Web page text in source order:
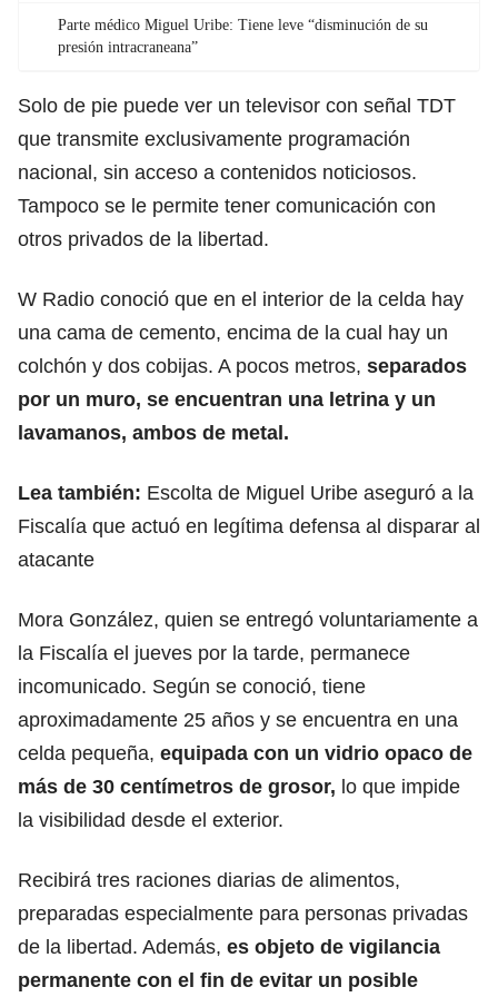
Parte médico Miguel Uribe: Tiene leve “disminución de su
presión intracraneana”
Solo de pie puede ver un televisor con señal TDT
que transmite exclusivamente programación
nacional, sin acceso a contenidos noticiosos.
Tampoco se le permite tener comunicación con
otros privados de la libertad.
W Radio conoció que en el interior de la celda hay
una cama de cemento, encima de la cual hay un
colchón y dos cobijas. A pocos metros, separados
por un muro, se encuentran una letrina y un
lavamanos, ambos de metal.
Lea también: Escolta de Miguel Uribe aseguró a la
Fiscalía que actuó en legítima defensa al disparar al
atacante
Mora González, quien se entregó voluntariamente a
la Fiscalía el jueves por la tarde, permanece
incomunicado. Según se conoció, tiene
aproximadamente 25 años y se encuentra en una
celda pequeña, equipada con un vidrio opaco de
más de 30 centímetros de grosor, lo que impide
la visibilidad desde el exterior.
Recibirá tres raciones diarias de alimentos,
preparadas especialmente para personas privadas
de la libertad. Además, es objeto de vigilancia
permanente con el fin de evitar un posible